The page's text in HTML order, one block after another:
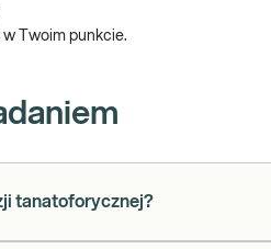
Twoim punkcie.
tanatoforycznej?